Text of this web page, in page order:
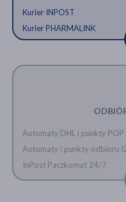
Kurier INPOST
Kurier PHARMALINK
Automaty DHL i punkty POP
Automaty i punkty odbioru
InPost Paczkomat 24/7